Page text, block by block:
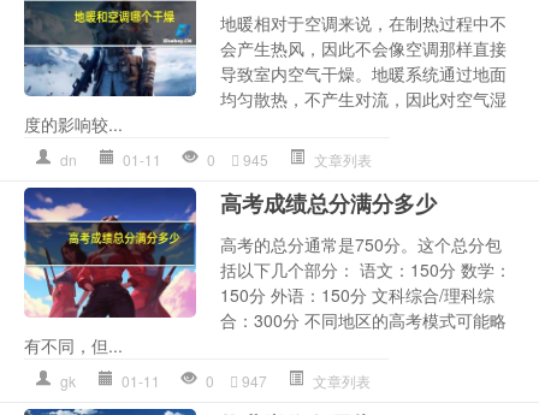
地暖相对于空调来说，在制热过程中不
会产生热风，因此不会像空调那样直接
导致室内空气干燥。地暖系统通过地面
均匀散热，不产生对流，因此对空气湿
度的影响较...
dn 01-11 0 945 文章列表
高考成绩总分满分多少
高考的总分通常是750分。这个总分包
括以下几个部分： 语文：150分 数学：
150分 外语：150分 文科综合/理科综
合：300分 不同地区的高考模式可能略
有不同，但...
gk 01-11 0 947 文章列表